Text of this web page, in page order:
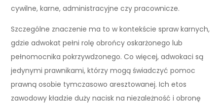
cywilne, karne, administracyjne czy pracownicze.
Szczególne znaczenie ma to w kontekście spraw karnych,
gdzie adwokat pełni rolę obrońcy oskarżonego lub
pełnomocnika pokrzywdzonego. Co więcej, adwokaci są
jedynymi prawnikami, którzy mogą świadczyć pomoc
prawną osobie tymczasowo aresztowanej. Ich etos
zawodowy kładzie duży nacisk na niezależność i obronę